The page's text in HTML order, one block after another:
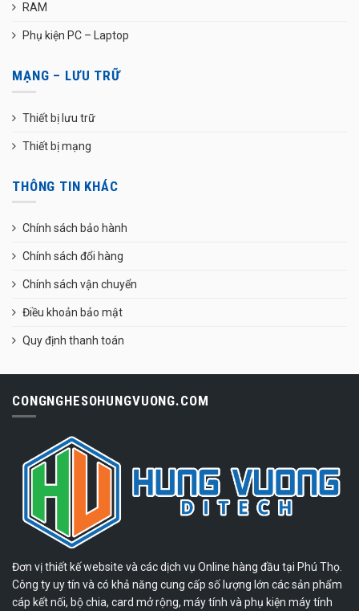
RAM
Phụ kiện PC – Laptop
MẠNG – LƯU TRỮ
Thiết bị lưu trữ
Thiết bị mạng
THÔNG TIN KHÁC
Chính sách bảo hành
Chính sách đổi hàng
Chính sách vận chuyển
Điều khoản bảo mật
Quy định thanh toán
CONGNGHESOHUNGVUONG.COM
Đơn vị thiết kế website và các dịch vụ Online hàng đầu tại Phú Thọ.
Công ty uy tín và có khả năng cung cấp số lượng lớn các sản phẩm
cáp kết nối, bộ chia, card mở rộng, máy tính và phụ kiện máy tính